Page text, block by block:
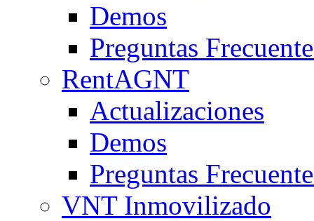
Demos
Preguntas
RentAGNT
Actualizaciones
Demos
Preguntas
VNT Inmovilizado